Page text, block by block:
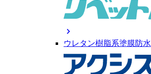
chevron_right
ウレタン樹脂系塗膜防水